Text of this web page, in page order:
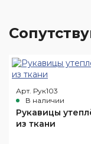
Арт. Рук103
В наличии
Рукавицы
из ткани